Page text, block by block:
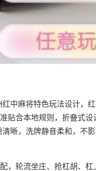
中麻将特色玩法设计，红
贴合本地规则，折叠式设
晰，洗牌静音柔和，不
，轮流坐庄、抢杠胡、